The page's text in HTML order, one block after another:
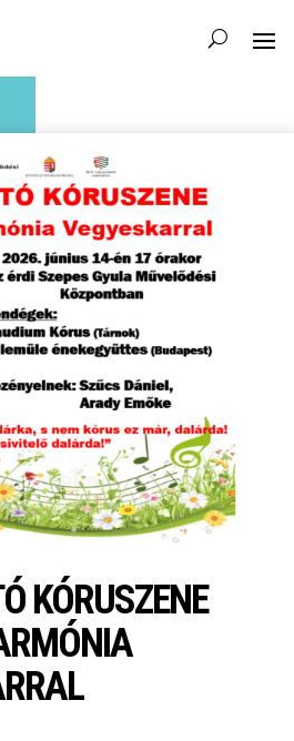
KÓRUSZENE